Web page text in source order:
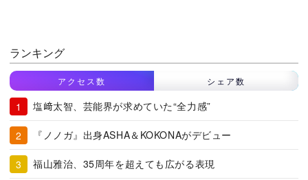
ランキング
アクセス数 シェア数
塩﨑太智、芸能界が求めていた“全力感”
『ノノガ』出身ASHA＆KOKONAがデビュー
福山雅治、35周年を超えても広がる表現